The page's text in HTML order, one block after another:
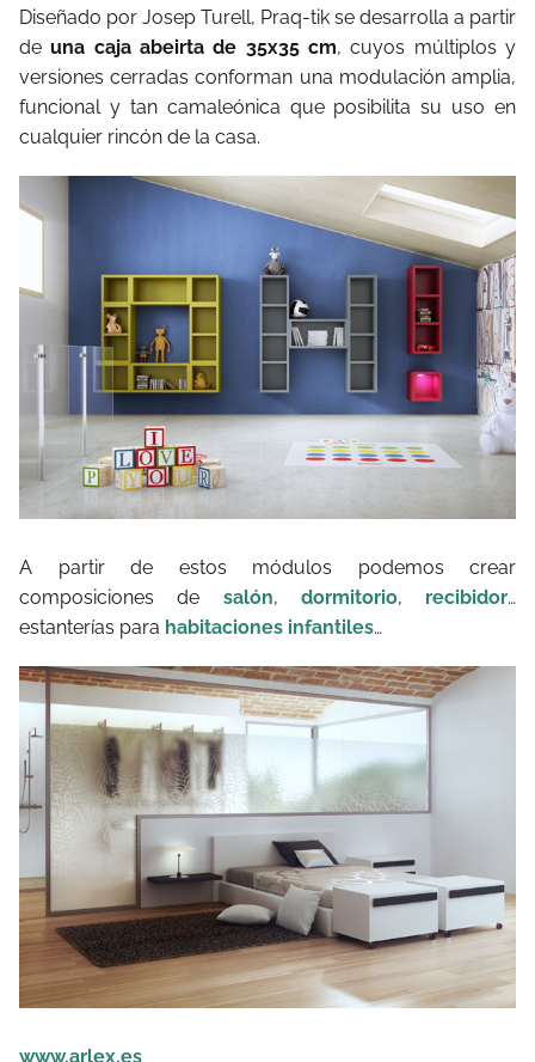
Diseñado por Josep Turell, Praq-tik se desarrolla a partir
deuna caja abeirta de 35x35 cm, cuyos múltiplos y
versiones cerradas conforman una modulación amplia,
funcional y tan camaleónica que posibilita su uso en
cualquier rincón de la casa.
A partir de estos módulos podemos crear
composiciones de salón, dormitorio, recibidor…
estanterías para habitaciones infantiles…
www.arlex.es